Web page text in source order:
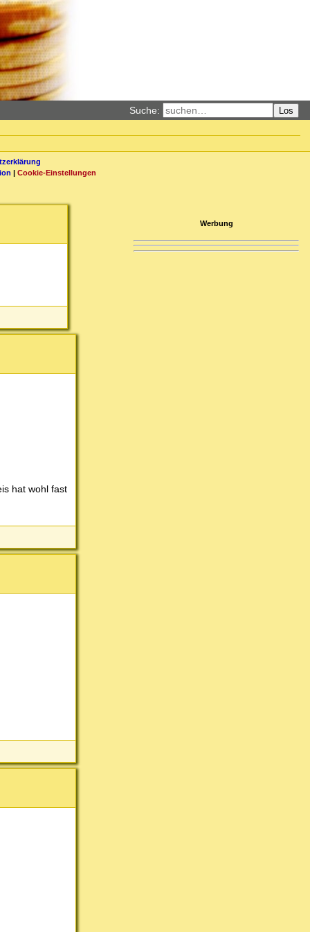
Suche: Los
| Cookie-Einstellungen
hat wohl fast
Werbung